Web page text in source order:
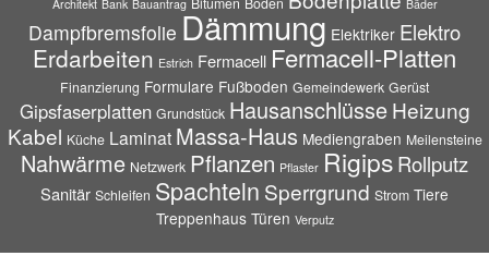
Architekt Bank Bauantrag Bäder
Dampfbremsfolie Dämmung Elektriker Elektro
Erdarbeiten Estrich Fermacell Fermacell-Platten
Finanzierung Formulare Fußboden Gemeindewerk Gerüst
Gipsfaserplatten Grundstück Hausanschlüsse Heizung
Kabel Küche Laminat Massa-Haus Mediengraben Meilensteine
Nahwärme Netzwerk Pflanzen Pflaster RigipsRollputz
Sanitär Schleifen Spachteln Sperrgrund Strom Tiere
Treppenhaus Türen Verputz